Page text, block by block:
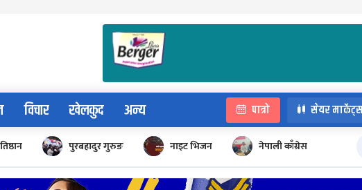
विचार खेलकुद अन्य पात्रो सेयर
पुरबहादुर गुरुङ नाइट भिजन नेपाली काँग्रेस